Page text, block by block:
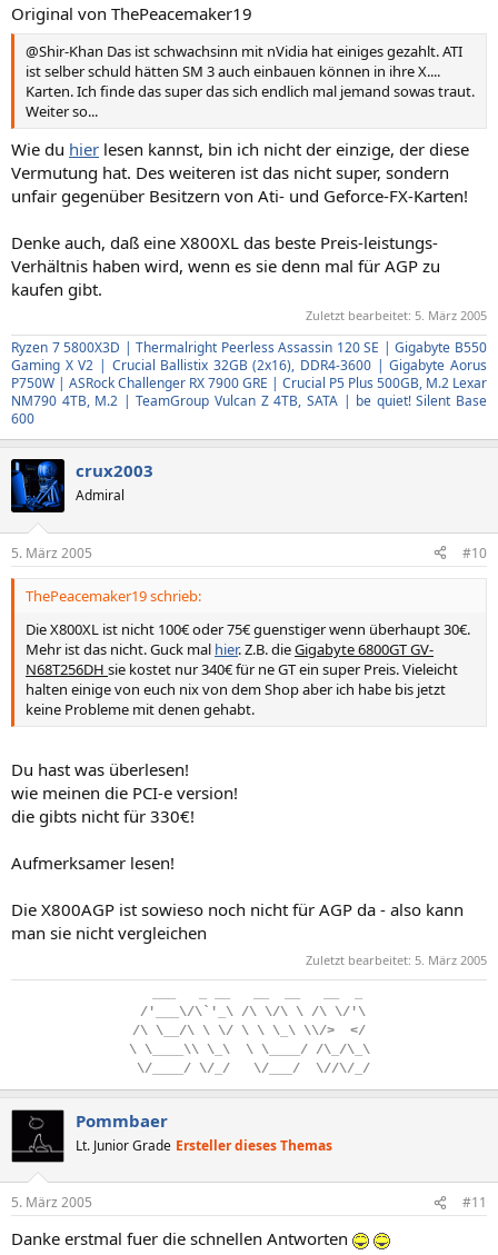
Original von ThePeacemaker19
@Shir-Khan Das ist schwachsinn mit nVidia hat einiges gezahlt. ATI
ist selber schuld hätten SM 3 auch einbauen können in ihre X....
Karten. Ich finde das super das sich endlich mal jemand sowas traut.
Weiter so...
Wie du hier lesen kannst, bin ich nicht der einzige, der diese
Vermutung hat. Des weiteren ist das nicht super, sondern
unfair gegenüber Besitzern von Ati- und Geforce-FX-Karten!
Denke auch, daß eine X800XL das beste Preis-leistungs-
Verhältnis haben wird, wenn es sie denn mal für AGP zu
kaufen gibt.
Zuletzt bearbeitet: 5. März 2005
Ryzen 7 5800X3D | Thermalright Peerless Assassin 120 SE | Gigabyte B550
Gaming X V2 | Crucial Ballistix 32GB (2x16), DDR4-3600 | Gigabyte Aorus
P750W | ASRock Challenger RX 7900 GRE | Crucial P5 Plus 500GB, M.2 Lexar
NM790 4TB, M.2 | TeamGroup Vulcan Z 4TB, SATA | be quiet! Silent Base
600
crux2003
Admiral
5. März 2005 #10
ThePeacemaker19 schrieb:
Die X800XL ist nicht 100€ oder 75€ guenstiger wenn überhaupt 30€.
Mehr ist das nicht. Guck mal hier. Z.B. dieGigabyte 6800GT GV-
N68T256DH sie kostet nur 340€ für ne GT ein super Preis. Vieleicht
halten einige von euch nix von dem Shop aber ich habe bis jetzt
keine Probleme mit denen gehabt.
Du hast was überlesen!
wie meinen die PCI-e version!
die gibts nicht für 330€!
Aufmerksamer lesen!
Die X800AGP ist sowieso noch nicht für AGP da - also kann
man sie nicht vergleichen
Zuletzt bearbeitet: 5. März 2005
/'___\/\`'_\ /\ \/\ \ /\ \/'\
/\ \__/\ \ \/ \ \ \_\ \\/>
</
\. \____\\. \_\.. \. \____/. /\_/\_\
\/____/. \/_/... \/___/.. \//\/_/
Pommbaer
Lt. Junior Grade Ersteller dieses Themas
5. März 2005 #11
Danke erstmal fuer die schnellen Antworten